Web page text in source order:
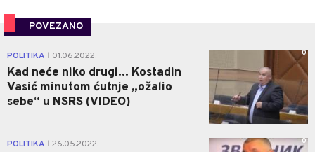
POVEZANO
POLITIKA 01.06.2022.
Kad neće niko drugi... Kostadin
Vasić minutom ćutnje „ožalio
sebe“ u NSRS (VIDEO)
0
POLITIKA 26.05.2022. 0